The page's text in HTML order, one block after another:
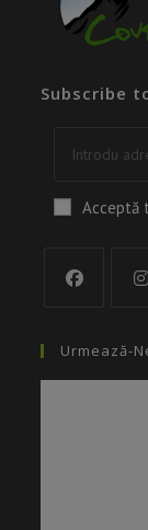
Subscribe
Acceptă
Urmează-